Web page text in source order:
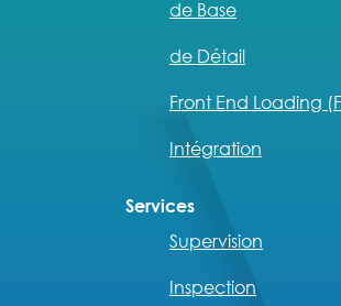
de Base
de Détail
Front End Loading
Intégration
Services
Supervision
Inspection